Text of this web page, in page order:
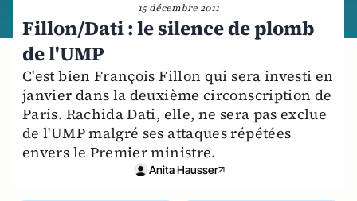
15 décembre 2011
Fillon/Dati : le silence de plomb
de l'UMP
C'est bien François Fillon qui sera investi en
janvier dans la deuxième circonscription de
Paris. Rachida Dati, elle, ne sera pas exclue
de l'UMP malgré ses attaques répétées
envers le Premier ministre.
Anita Hausser